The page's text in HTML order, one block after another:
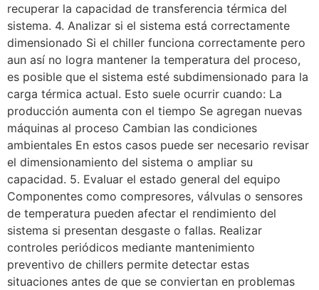
recuperar la capacidad de transferencia térmica del
sistema. 4. Analizar si el sistema está correctamente
dimensionado Si el chiller funciona correctamente pero
aun así no logra mantener la temperatura del proceso,
es posible que el sistema esté subdimensionado para la
carga térmica actual. Esto suele ocurrir cuando: La
producción aumenta con el tiempo Se agregan nuevas
máquinas al proceso Cambian las condiciones
ambientales En estos casos puede ser necesario revisar
el dimensionamiento del sistema o ampliar su
capacidad. 5. Evaluar el estado general del equipo
Componentes como compresores, válvulas o sensores
de temperatura pueden afectar el rendimiento del
sistema si presentan desgaste o fallas. Realizar
controles periódicos mediante mantenimiento
preventivo de chillers permite detectar estas
situaciones antes de que se conviertan en problemas